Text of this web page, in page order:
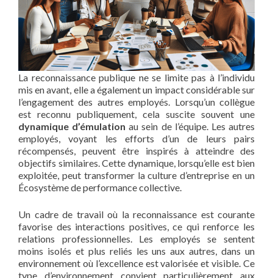
La reconnaissance publique ne se limite pas à l’individu
mis en avant, elle a également un impact considérable sur
l’engagement des autres employés. Lorsqu’un collègue
est reconnu publiquement, cela suscite souvent une
dynamique d’émulation au sein de l’équipe. Les autres
employés, voyant les efforts d’un de leurs pairs
récompensés, peuvent être inspirés à atteindre des
objectifs similaires. Cette dynamique, lorsqu’elle est bien
exploitée, peut transformer la culture d’entreprise en un
Écosystème de performance collective.
Un cadre de travail où la reconnaissance est courante
favorise des interactions positives, ce qui renforce les
relations professionnelles. Les employés se sentent
moins isolés et plus reliés les uns aux autres, dans un
environnement où l’excellence est valorisée et visible. Ce
type d’environnement convient particulièrement aux